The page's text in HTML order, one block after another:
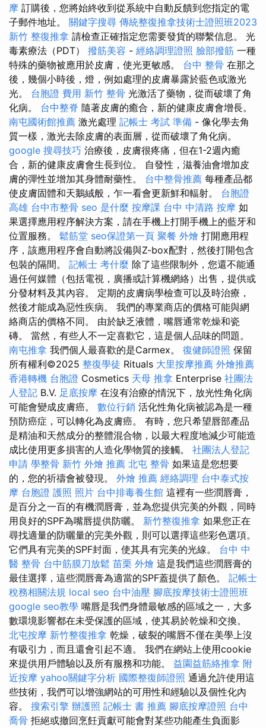
摩 訂購後，您將始終收到從系統中自動反饋到您指定的電
子郵件地址。 關鍵字搜尋 傳統整復推拿技術士證照班2023
新竹 整復推拿 請檢查正確指定您需要發貨的聯繫信息。 光
毒素療法（PDT） 撥筋美容 - 經絡調理證照 臉部撥筋 一種
特殊的藥物被應用於皮膚，使光更敏感。 台中 整骨 在那之
後，幾個小時後，燈，例如處理的皮膚暴露於藍色或激光
光。 台胞證 費用 新竹 整骨 光激活了藥物，從而破壞了角
化病。 台中整脊 隨著皮膚的癒合，新的健康皮膚會增長。
南屯國術館推薦 激光處理 記帳士 考試 準備 - 像化學去角
質一樣，激光去除皮膚的表面層，從而破壞了角化病。
google 搜尋技巧 治療後，皮膚很疼痛，但在1-2週內癒
合，新的健康皮膚會生長到位。 自發性，滋養油會增加皮
膚的彈性並增加其身體耐藥性。 台中整骨推薦 每種產品都
使皮膚固體和天鵝絨般，乍一看會更新鮮和輻射。 台胞證
高雄 台中市整骨 seo 是什麼 按摩課 台中 中清路 按摩 如
果選擇應用程序解決方案，請在手機上打開手機上的藍牙和
位置服務。 鬆筋堂 seo保證第一頁 聚餐 外燴 打開應用程
序，該應用程序會自動將設備與Z-box配對，然後打開包含
包裝的隔間。 記帳士 考什麼 除了這些限制外，您還不能通
過任何媒體（包括電視，廣播或計算機網絡）出售，提供或
分發材料及其內容。 定期的皮膚病學檢查可以及時治療，
然後才能成為惡性疾病。 我們的專業商店的價格可能與網
絡商店的價格不同。 由於缺乏液體，嘴唇通常乾燥和瓷
磚。 當然，有些人不一定喜歡它，這是個人品味的問題。
南屯推拿 我們個人最喜歡的是Carmex。 復健師證照 保留
所有權利©2025 整復學徒 Rituals 大里按摩推薦 外燴推薦
香港轉機 台胞證 Cosmetics 天母 推拿 Enterprise 社團法
人登記 B.V. 足底按摩 在沒有治療的情況下，放光性角化病
可能會變成皮膚癌。 數位行銷 活化性角化病被認為是一種
預防癌症，可以轉化為皮膚癌。 有時，您只希望唇部產品
是精油和天然成分的整體混合物，以最大程度地減少可能造
成比使用更多損害的人造化學物質的接觸。 社團法人登記
申請 學整骨 新竹 外燴 推薦 北屯 整骨 如果這是您想要
的，您的祈禱會被發現。 外燴 推薦 經絡調理 台中泰式按
摩 台胞證 護照 照片 台中排毒養生館 這裡有一些潤唇膏，
是百分之一百的有機潤唇膏，並為您提供完美的外觀，同時
用良好的SPF為嘴唇提供防曬。 新竹整復推拿 如果您正在
尋找適量的防曬量的完美外觀，則可以選擇這些彩色選項。
它們具有完美的SPF封面，使其具有完美的光線。 台中 中
醫 整骨 台中筋膜刀放鬆 苗栗 外燴 這是我們這些潤唇膏的
最佳選擇，這些潤唇膏為適當的SPF蓋提供了顏色。 記帳士
稅務相關法規 local seo 台中油壓 腳底按摩技術士證照班
google seo教學 嘴唇是我們身體最敏感的區域之一，大多
數環境影響都在未受保護的區域，使其易於乾燥和交換。
北屯按摩 新竹整復推拿 乾燥，破裂的嘴唇不僅在美學上沒
有吸引力，而且還會引起不適。 我們在網站上使用cookie
來提供用戶體驗以及所有服務和功能。 益園益筋絡推拿 附
近按摩 yahoo關鍵字分析 國際整復師證照 通過允許使用這
些技術，我們可以增強網站的可用性和經驗以及個性化內
容。 搜索引擎 辦護照 記帳士 書 推薦 腳底按摩證照 台中
喬骨 拒絕或撤回烹飪貢獻可能會對某些功能產生負面影